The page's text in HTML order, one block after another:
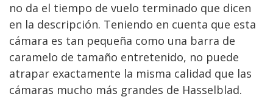
no da el tiempo de vuelo terminado que dicen
en la descripción. Teniendo en cuenta que esta
cámara es tan pequeña como una barra de
caramelo de tamaño entretenido, no puede
atrapar exactamente la misma calidad que las
cámaras mucho más grandes de Hasselblad.